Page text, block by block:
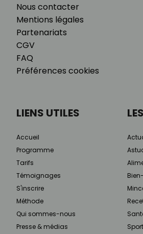
Nous contacter
Mentions légales
Partenariats
CGV
FAQ
Préférences cookies
LIENS UTILES
Accueil
Programme
Tarifs
Témoignages
S'inscrire
Méthode
Qui sommes-nous
Presse & médias
Sport